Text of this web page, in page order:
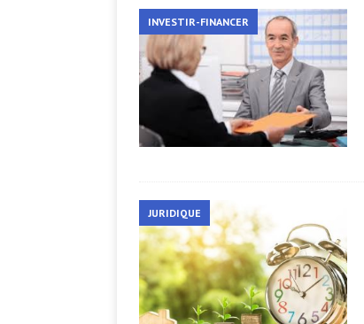
INVESTIR-FINANCER
JURIDIQUE